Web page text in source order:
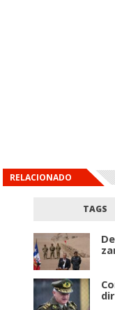
RELACIONADO
TAGS